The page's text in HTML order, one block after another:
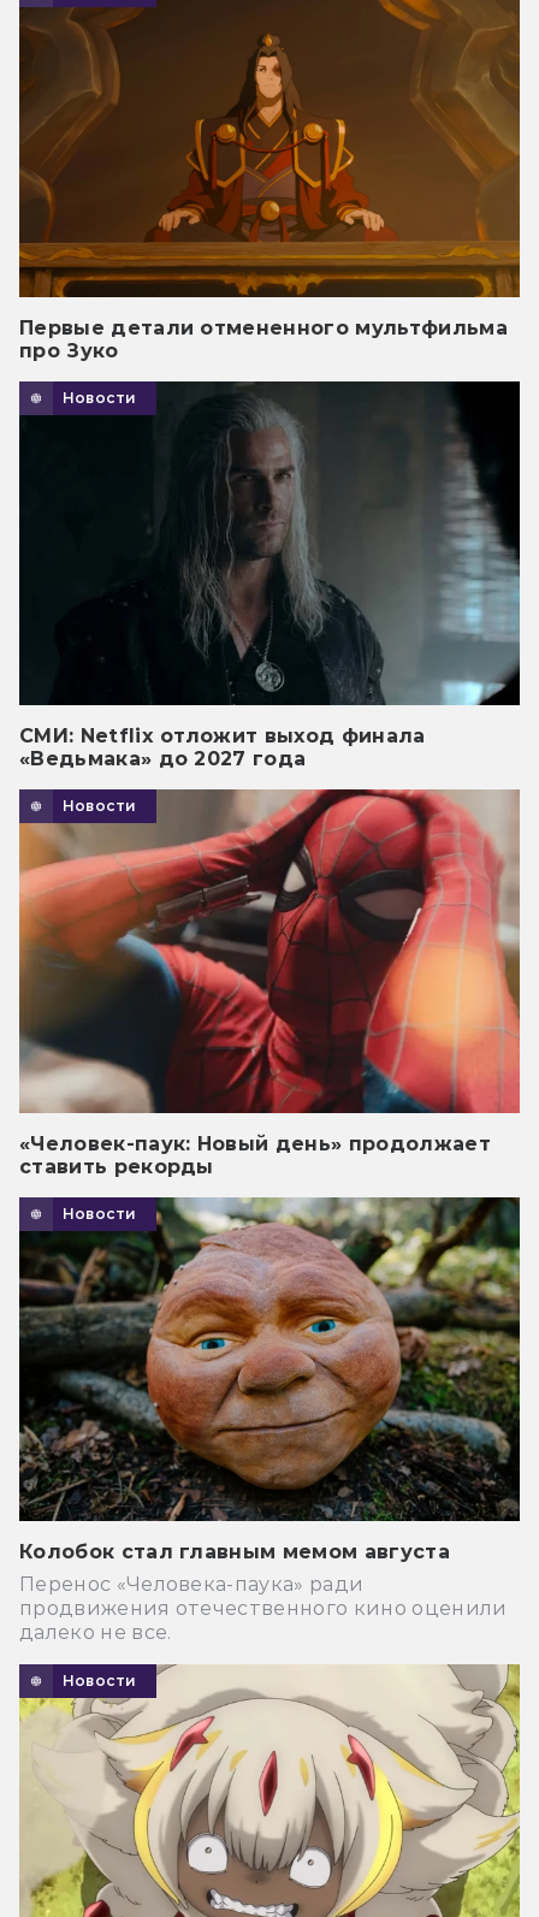
Первые детали отмененного мультфильма
про Зуко
Новости
СМИ: Netflix отложит выход финала
«Ведьмака» до 2027 года
Новости
«Человек-паук: Новый день» продолжает
ставить рекорды
Новости
Колобок стал главным мемом августа
Перенос «Человека-паука» ради
продвижения отечественного кино оценили
далеко не все.
Новости